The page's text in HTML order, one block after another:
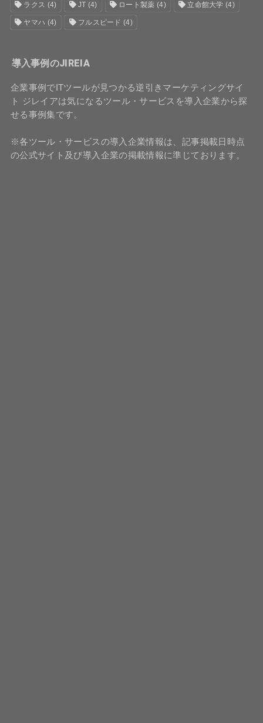
ラクス (4) JT (4) ロート製薬 (4) 立命館大学 (4)
ヤマハ (4) フルスピード (4)
導入事例のJIREIA
企業事例でITツールが見つかる逆引きマーケティングサイ
ト ジレイアは気になるツール・サービスを導入企業から探
せる事例集です。
※各ツール・サービスの導入企業情報は、記事掲載日時点
の公式サイト及び導入企業の掲載情報に準じております。